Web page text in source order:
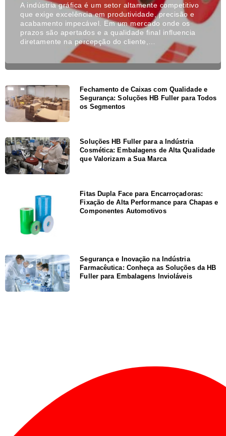
A indústria gráfica é um setor altamente competitivo
que exige excelência em produtividade, precisão e
acabamento impecável. Em um mercado onde os
prazos são apertados e a qualidade final influencia
diretamente na percepção do cliente,…
Fechamento de Caixas com Qualidade e
Segurança: Soluções HB Fuller para Todos
os Segmentos
Soluções HB Fuller para a Indústria
Cosmética: Embalagens de Alta Qualidade
que Valorizam a Sua Marca
Fitas Dupla Face para Encarroçadoras:
Fixação de Alta Performance para Chapas e
Componentes Automotivos
Segurança e Inovação na Indústria
Farmacêutica: Conheça as Soluções da HB
Fuller para Embalagens Invioláveis